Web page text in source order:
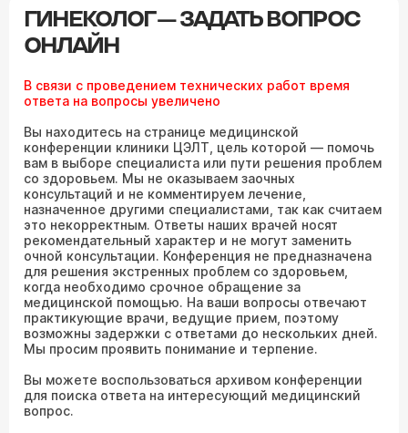
ГИНЕКОЛОГ — ЗАДАТЬ ВОПРОС
ОНЛАЙН
В связи с проведением технических работ время
ответа на вопросы увеличено
Вы находитесь на странице медицинской
конференции клиники ЦЭЛТ, цель которой — помочь
вам в выборе специалиста или пути решения проблем
со здоровьем. Мы не оказываем заочных
консультаций и не комментируем лечение,
назначенное другими специалистами, так как считаем
это некорректным. Ответы наших врачей носят
рекомендательный характер и не могут заменить
очной консультации. Конференция не предназначена
для решения экстренных проблем со здоровьем,
когда необходимо срочное обращение за
медицинской помощью. На ваши вопросы отвечают
практикующие врачи, ведущие прием, поэтому
возможны задержки с ответами до нескольких дней.
Мы просим проявить понимание и терпение.
Вы можете воспользоваться архивом конференции
для поиска ответа на интересующий медицинский
вопрос.